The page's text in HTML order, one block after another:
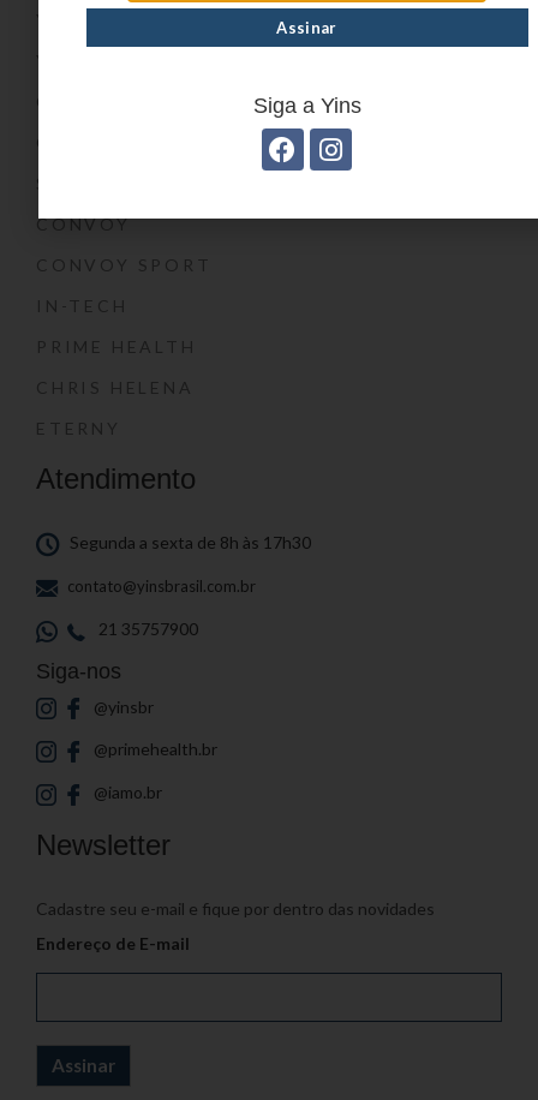
CONVOY
CONVOY SPORT
IN-TECH
PRIME HEALTH
CHRIS HELENA
ETERNY
Atendimento
Segunda a sexta de 8h às 17h30
contato@yinsbrasil.com.br
21 35757900
Siga-nos
@yinsbr
@primehealth.br
@iamo.br
Newsletter
Cadastre seu e-mail e fique por dentro das novidades
Endereço de E-mail
Siga a Yins